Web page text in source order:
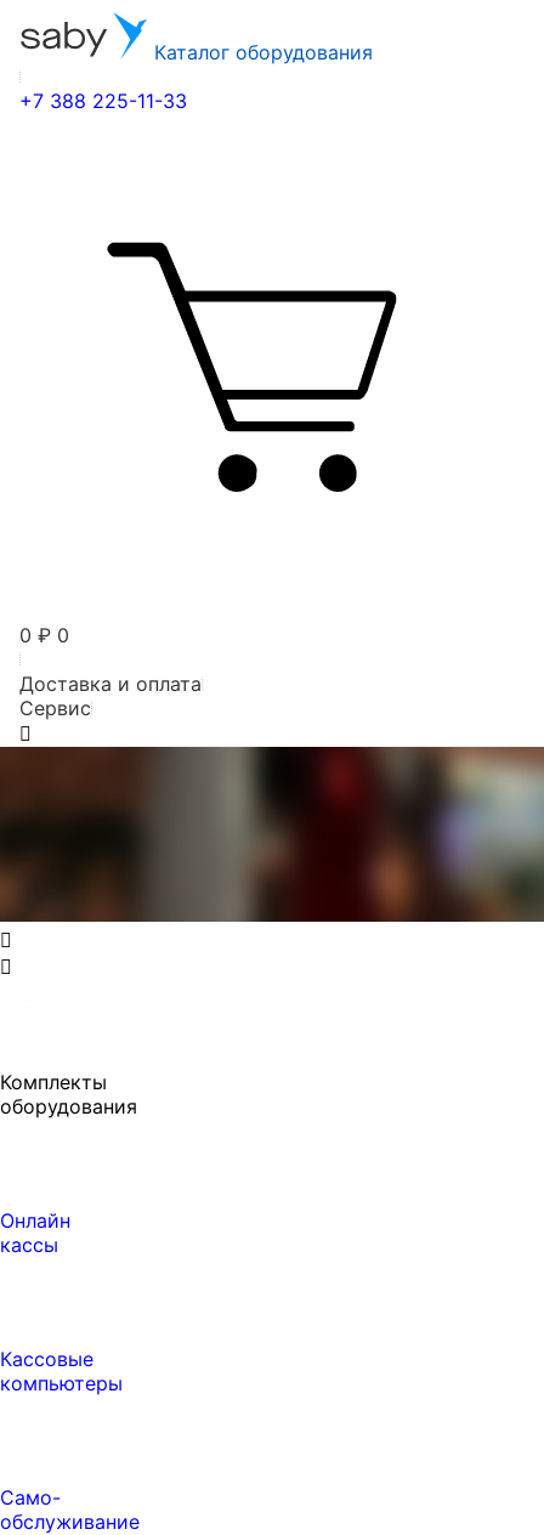
Каталог оборудования
+7 388 225-11-33
0 ₽ 0
Доставка и оплата
Сервис
Комплекты
оборудования
Онлайн
кассы
Кассовые
компьютеры
Само-
обслуживание